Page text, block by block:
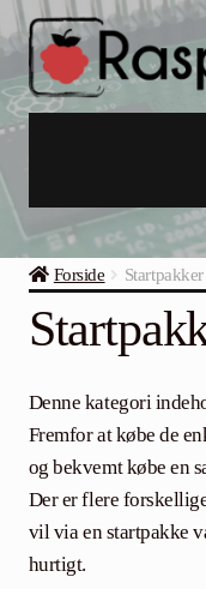
Spring
til
navigation
Spring
til
indhold
Raspberry Pi
Startpakker & Kits
Industriel
Raspberry Pi
Samlinger
Community
Forside
Denne kategori
Fremfor at købe de
og bekvemt købe en
Der er flere
vil via en startpakke
hurtigt.